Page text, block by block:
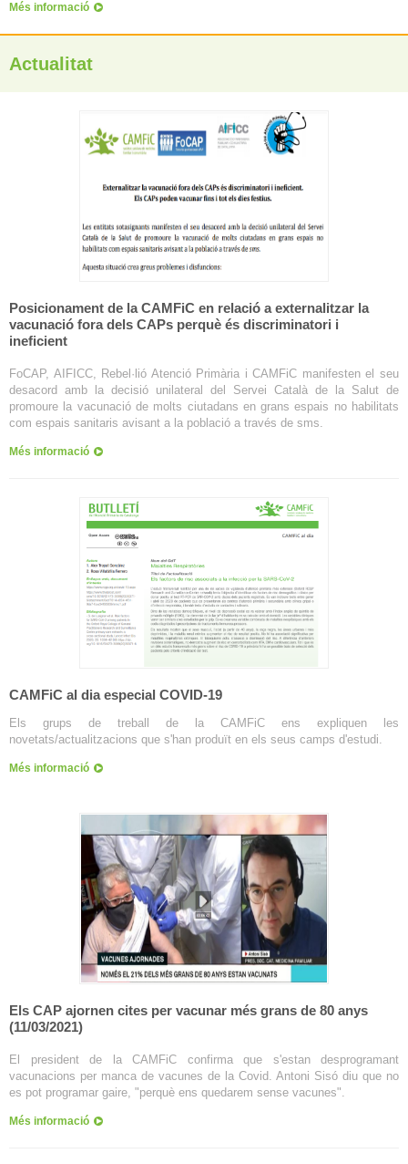
Més informació
Actualitat
Posicionament de la CAMFiC en relació a externalitzar la
vacunació fora dels CAPs perquè és discriminatori i
ineficient
FoCAP, AIFICC, Rebel·lió Atenció Primària i CAMFiC manifesten el seu
desacord amb la decisió unilateral del Servei Català de la Salut de
promoure la vacunació de molts ciutadans en grans espais no habilitats
com espais sanitaris avisant a la població a través de sms.
Més informació
CAMFiC al dia especial COVID-19
Els grups de treball de la CAMFiC ens expliquen les
novetats/actualitzacions que s'han produït en els seus camps d'estudi.
Més informació
Els CAP ajornen cites per vacunar més grans de 80 anys
(11/03/2021)
El president de la CAMFiC confirma que s'estan desprogramant
vacunacions per manca de vacunes de la Covid. Antoni Sisó diu que no
es pot programar gaire, "perquè ens quedarem sense vacunes".
Més informació